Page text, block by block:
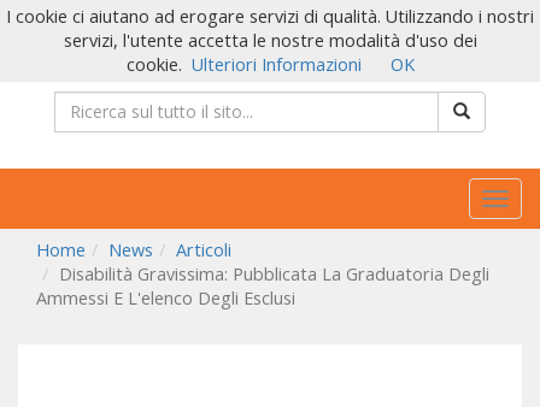
Home
News
Articoli
Disabilità Gravissima: Pubblicata La Graduatoria Degli
Ammessi E L'elenco Degli Esclusi
I cookie ci aiutano ad erogare servizi di qualità. Utilizzando i nostri
servizi, l'utente accetta le nostre modalità d'uso dei
cookie. Ulteriori Informazioni OK